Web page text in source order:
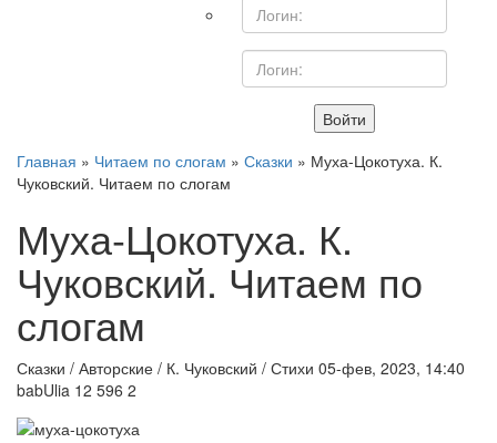
Войти
Главная » Читаем по слогам » Сказки » Муха-Цокотуха. К.
Чуковский. Читаем по слогам
Муха-Цокотуха. К.
Чуковский. Читаем по
слогам
Сказки / Авторские / К. Чуковский / Стихи 05-фев, 2023, 14:40
babUlia 12 596 2